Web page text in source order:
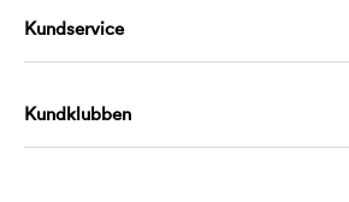
Kundservice
Kundklubben